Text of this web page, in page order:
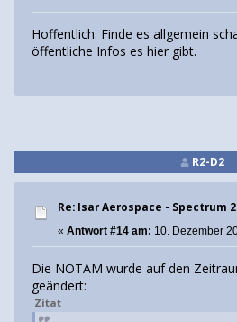
Hoffentlich. Finde es allgemein
öffentliche Infos es hier gibt.
R2-D2
Re: Isar Aerospace - Spectrum
« Antwort #14 am: 10. Dezember
Die NOTAM wurde auf den
geändert:
Zitat